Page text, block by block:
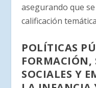
asegurando que
calificación
POLÍTICAS
FORMACIÓN,
SOCIALES Y